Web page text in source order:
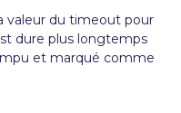
valeur du timeout pour
dure plus longtemps
et marqué comme